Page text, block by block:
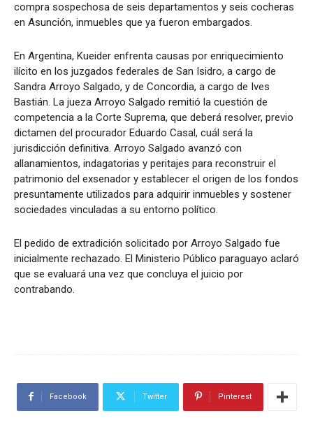
compra sospechosa de seis departamentos y seis cocheras
en Asunción, inmuebles que ya fueron embargados.
En Argentina, Kueider enfrenta causas por enriquecimiento
ilícito en los juzgados federales de San Isidro, a cargo de
Sandra Arroyo Salgado, y de Concordia, a cargo de Ives
Bastián. La jueza Arroyo Salgado remitió la cuestión de
competencia a la Corte Suprema, que deberá resolver, previo
dictamen del procurador Eduardo Casal, cuál será la
jurisdicción definitiva. Arroyo Salgado avanzó con
allanamientos, indagatorias y peritajes para reconstruir el
patrimonio del exsenador y establecer el origen de los fondos
presuntamente utilizados para adquirir inmuebles y sostener
sociedades vinculadas a su entorno político.
El pedido de extradición solicitado por Arroyo Salgado fue
inicialmente rechazado. El Ministerio Público paraguayo aclaró
que se evaluará una vez que concluya el juicio por
contrabando.
Facebook Twitter Pinterest